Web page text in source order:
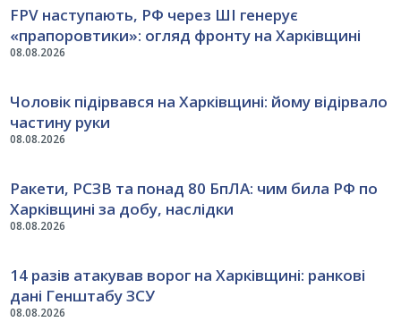
08.08.2026
FPV наступають, РФ через ШІ генерує
«прапоровтики»: огляд фронту на Харківщині
08.08.2026
Чоловік підірвався на Харківщині: йому відірвало
частину руки
08.08.2026
Ракети, РСЗВ та понад 80 БпЛА: чим била РФ по
Харківщині за добу, наслідки
08.08.2026
14 разів атакував ворог на Харківщині: ранкові
дані Генштабу ЗСУ